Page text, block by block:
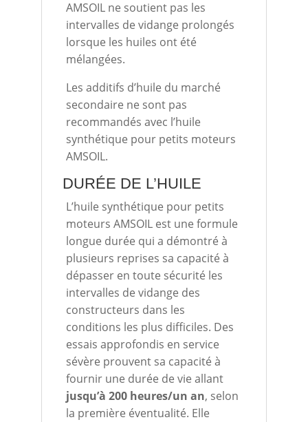
AMSOIL ne soutient pas les
intervalles de vidange prolongés
lorsque les huiles ont été
mélangées.
Les additifs d’huile du marché
secondaire ne sont pas
recommandés avec l’huile
synthétique pour petits moteurs
AMSOIL.
DURÉE DE L’HUILE
L’huile synthétique pour petits
moteurs AMSOIL est une formule
longue durée qui a démontré à
plusieurs reprises sa capacité à
dépasser en toute sécurité les
intervalles de vidange des
constructeurs dans les
conditions les plus difficiles. Des
essais approfondis en service
sévère prouvent sa capacité à
fournir une durée de vie allant
jusqu’à 200 heures/un an, selon
la première éventualité. Elle